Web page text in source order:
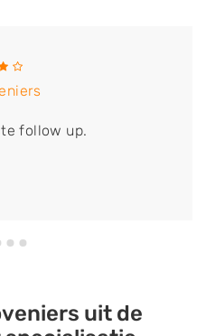
follow up.
uit de